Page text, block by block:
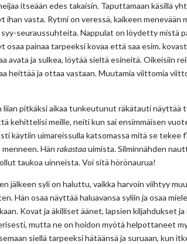
itseään edes takaisin. Taputtamaan käsillä
ihan vasta. Rytmi on veressä, kaikeen menevään
seuraussuhteita. Nappulat on löydetty mistä
osaa painaa tarpeeksi kovaa että saa esim.
avata ja sulkea, löytää sieltä esineitä. Oikeisiin
heittää ja ottaa vastaan. Muutamia viittomia
liian pitkäksi aikaa tunkeutunut räkätauti näyttää
kehittelisi meille, neiti kun sai ensimmäisen
käytiin uimareissulla katsomassa mitä se tekee
Hän rakastaauimista. Silminnähden
taukoa uinneista.Voi sitä hörönaurua!
jälkeen syli on haluttu, vaikka harvoin viihtyy
Hän osaa näyttää haluavansa syliin ja osaa
Kovat ja äkilliset äänet, lapsien kiljahdukset ja
mutta ne on hoidon myötä helpottaneet
siellä tarpeeksi hätäänsä ja suruaan, kun